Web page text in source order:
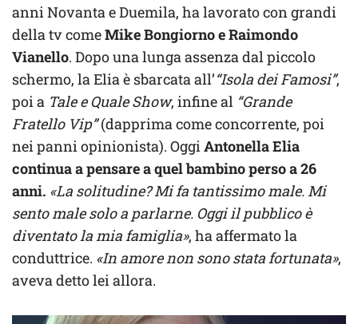
anni Novanta e Duemila, ha lavorato con grandi
della tv comeMike Bongiorno e Raimondo
Vianello. Dopo una lunga assenza dal piccolo
schermo, la Elia è sbarcata all’“Isola dei Famosi”,
poi a Tale e Quale Show, infine al “Grande
Fratello Vip”(dapprima come concorrente, poi
nei panni opinionista). Oggi Antonella Elia
continua a pensare a quel bambino perso a 26
anni. «La solitudine? Mi fa tantissimo male. Mi
sento male solo a parlarne. Oggi il pubblico è
diventato la mia famiglia», ha affermato la
conduttrice. «In amore non sono stata fortunata»,
aveva detto lei allora.